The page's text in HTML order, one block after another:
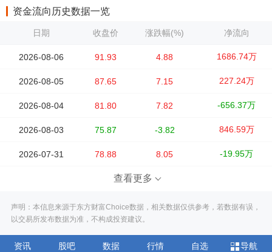
资金流向历史数据一览
日期 收盘价 涨跌幅(%) 净流向
2026-08-06 91.93 4.88 1686.74万
2026-08-05 87.65 7.15 227.24万
2026-08-04 81.80 7.82 -656.37万
2026-08-03 75.87 -3.82 846.59万
2026-07-31 78.88 8.05 -19.95万
查看更多
声明：本信息来源于东方财富Choice数据，相关数据仅供参考，若数据有误，
以交易所发布数据为准，不构成投资建议。
资讯 股吧 数据 行情 自选 导航